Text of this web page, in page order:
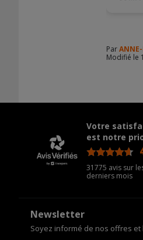
Par
Modifié le
Votre
est notre
31775 avis sur
derniers mois
Newsletter
Soyez informé de nos offres